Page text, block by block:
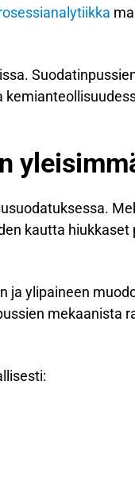
kautta hiukkaset
ja ylipaineen
mekaanista